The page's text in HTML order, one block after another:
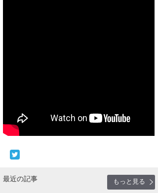
最近の記事
もっと見る
arukasvision
熊谷素子
嵯峨明日香
植村未来
+☆maki☆+
ECE